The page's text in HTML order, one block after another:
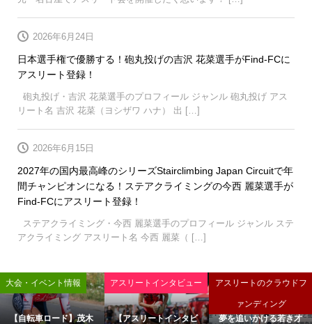
日本選手権で優勝する！砲丸投げの吉沢 花菜選手がFind-FCに
アスリート登録！
2026年6月24日
砲丸投げ・吉沢 花菜選手のプロフィール ジャンル 砲丸投げ アス
リート名 吉沢 花菜（ヨシザワ ハナ） 出 […]
2027年の国内最高峰のシリーズStairclimbing Japan Circuitで年
間チャンピオンになる！ステアクライミングの今西 麗菜選手が
Find-FCにアスリート登録！
2026年6月15日
ステアクライミング・今西 麗菜選手のプロフィール ジャンル ステ
アクライミング アスリート名 今西 麗菜（ […]
大会・イベント情報
【自転車ロード】茂木
アスリートインタビュー
【アスリートインタビ
アスリートのクラウドフ
ァンディング
夢を追いかける若き才